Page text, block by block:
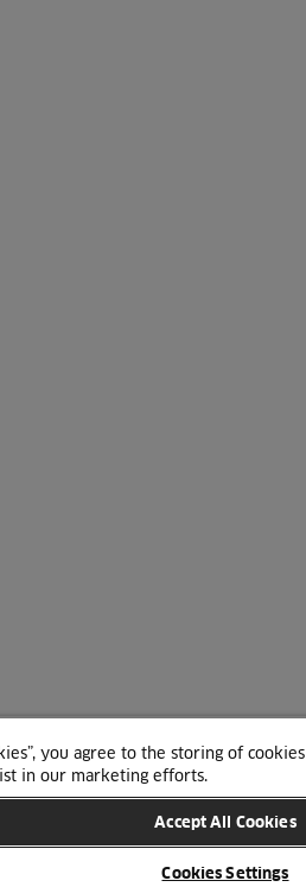
you agree to the storing of
in our marketing efforts.
Accept All Cookies
Cookies Settings